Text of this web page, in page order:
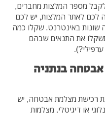
מספר המלצות מחברים,
לכם לאתר המלצות, יש לכם
שונות באינטרנט. שקלו כמה
את התנאים שבהם
בנתניה
רכישת מצלמת אבטחה, יש
או דיגיטלי. מצלמות